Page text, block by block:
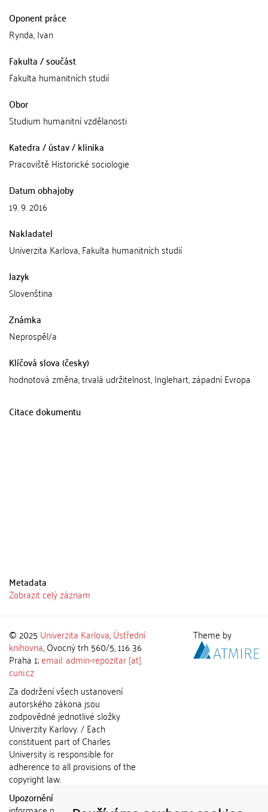
Oponent práce
Rynda, Ivan
Fakulta / součást
Fakulta humanitních studií
Obor
Studium humanitní vzdělanosti
Katedra / ústav / klinika
Pracoviště Historické sociologie
Datum obhajoby
19. 9. 2016
Nakladatel
Univerzita Karlova, Fakulta humanitních studií
Jazyk
Slovenština
Známka
Neprospěl/a
Klíčová slova (česky)
hodnotová změna, trvalá udržitelnost, Inglehart, západní Evropa
Citace dokumentu
Metadata
Zobrazit celý záznam
© 2025 Univerzita Karlova,Ústřední
knihovna, Ovocný trh 560/5, 116 36
Praha 1;email: admin-repozitar [at]
cuni.cz
Za dodržení všech ustanovení
autorského zákona jsou
zodpovědné jednotlivé složky
Univerzity Karlovy. / Each
constituent part of Charles
University is responsible for
adherence to all provisions of the
copyright law.
Upozornění / Notice:
Theme by